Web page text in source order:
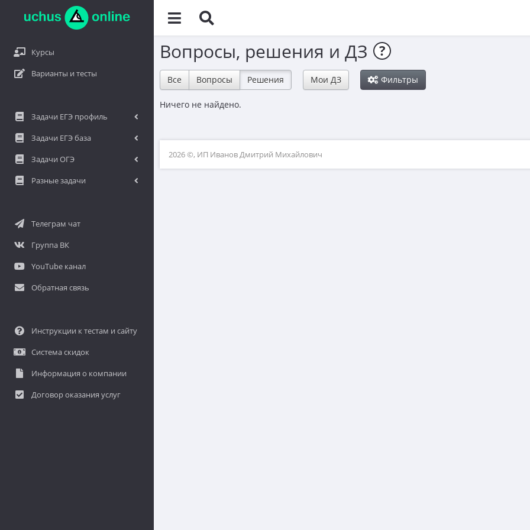
Курсы
Варианты и тесты
Задачи ЕГЭ профиль
Задачи ЕГЭ база
Задачи ОГЭ
Разные задачи
Телеграм чат
Группа ВК
YouTube канал
Обратная связь
Инструкции к тестам и сайту
Система скидок
Информация о компании
Договор оказания услуг
Вопросы, решения и ДЗ ?
Все Вопросы Решения Мои ДЗ Фильтры
Ничего не найдено.
2026 ©, ИП Иванов Дмитрий Михайлович